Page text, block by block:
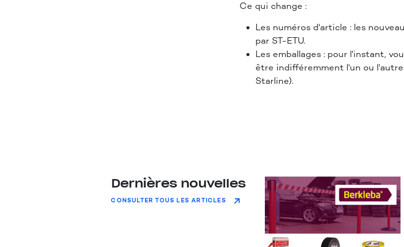
Ce qui change :
Les numéros d'article : les
par ST-ETU.
Les emballages : pour l'instant,
être indifféremment l'un ou
Starline).
Dernières nouvelles
CONSULTER TOUS LES ARTICLES